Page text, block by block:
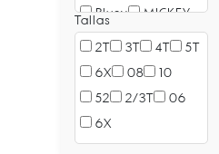
Bluey
MICKEY
TOY STORY 5
CARS
MAR/SPIDEY
AMAZI
SIN LOCAL
Tallas
2T
3T 4T
5T
6X
08
10
52
2/3T
06
6X